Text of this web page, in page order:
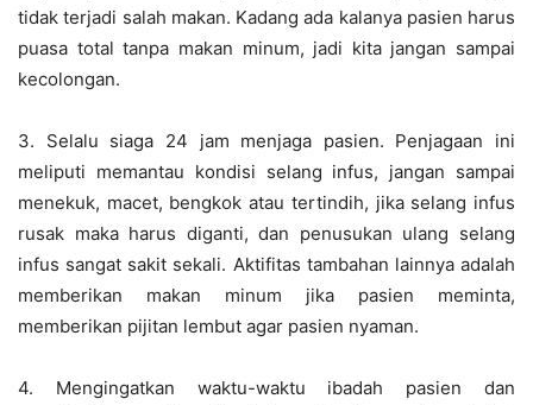
tidak terjadi salah makan. Kadang ada kalanya pasien harus
puasa total tanpa makan minum, jadi kita jangan sampai
kecolongan.
3. Selalu siaga 24 jam menjaga pasien. Penjagaan ini
meliputi memantau kondisi selang infus, jangan sampai
menekuk, macet, bengkok atau tertindih, jika selang infus
rusak maka harus diganti, dan penusukan ulang selang
infus sangat sakit sekali. Aktifitas tambahan lainnya adalah
memberikan makan minum jika pasien meminta,
memberikan pijitan lembut agar pasien nyaman.
4. Mengingatkan waktu-waktu ibadah pasien dan